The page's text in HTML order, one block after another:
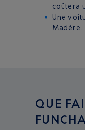
coûtera
Une
Madère.
QUE